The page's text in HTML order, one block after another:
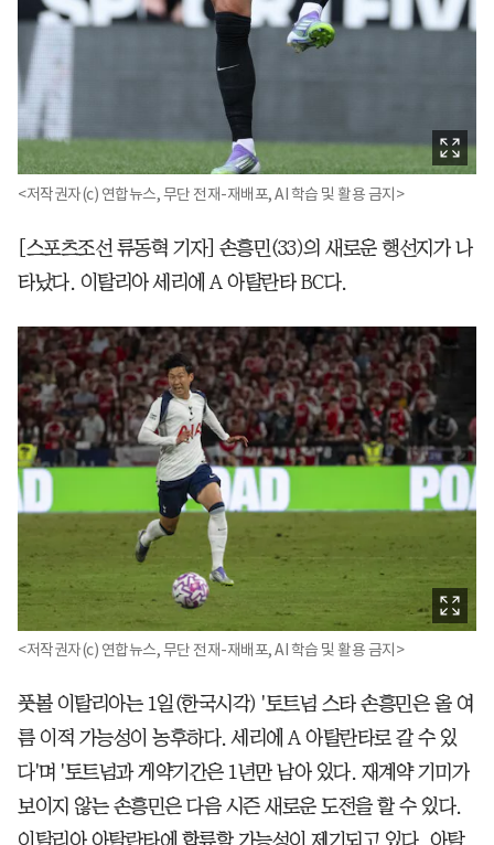
<저작권자(c) 연합뉴스, 무단 전재-재배포, AI 학습 및 활용 금지>
[스포츠조선 류동혁 기자] 손흥민(33)의 새로운 행선지가 나
타났다. 이탈리아 세리에 A 아탈란타 BC다.
<저작권자(c) 연합뉴스, 무단 전재-재배포, AI 학습 및 활용 금지>
풋볼 이탈리아는 1일(한국시각) '토트넘 스타 손흥민은 올 여
름 이적 가능성이 농후하다. 세리에 A 아탈란타로 갈 수 있
다'며 '토트넘과 게약기간은 1년만 남아 있다. 재계약 기미가
보이지 않는 손흥민은 다음 시즌 새로운 도전을 할 수 있다.